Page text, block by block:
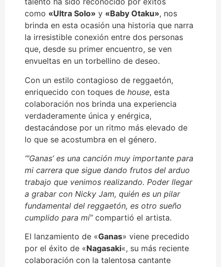
como «Ultra Solo» y «Baby Otaku», nos
brinda en esta ocasión una historia que narra
la irresistible conexión entre dos personas
que, desde su primer encuentro, se ven
envueltas en un torbellino de deseo.
Con un estilo contagioso de reggaetón,
enriquecido con toques de house, esta
colaboración nos brinda una experiencia
verdaderamente única y enérgica,
destacándose por un ritmo más elevado de
lo que se acostumbra en el género.
“’Ganas’ es una canción muy importante para
mi carrera que sigue dando frutos del arduo
trabajo que venimos realizando. Poder llegar
a grabar con Nicky Jam, quién es un pilar
fundamental del reggaetón, es otro sueño
cumplido para mí” compartió el artista.
El lanzamiento de «Ganas» viene precedido
por el éxito de «Nagasaki«, su más reciente
colaboración con la talentosa cantante